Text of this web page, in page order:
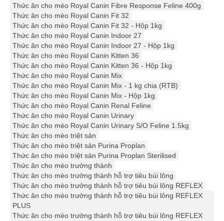
Thức ăn cho mèo Royal Canin Fibre Response Feline 400g
Thức ăn cho mèo Royal Canin Fit 32
Thức ăn cho mèo Royal Canin Fit 32 - Hộp 1kg
Thức ăn cho mèo Royal Canin Indoor 27
Thức ăn cho mèo Royal Canin Indoor 27 - Hộp 1kg
Thức ăn cho mèo Royal Canin Kitten 36
Thức ăn cho mèo Royal Canin Kitten 36 - Hộp 1kg
Thức ăn cho mèo Royal Canin Mix
Thức ăn cho mèo Royal Canin Mix - 1 kg chia (RTB)
Thức ăn cho mèo Royal Canin Mix - Hộp 1kg
Thức ăn cho mèo Royal Canin Renal Feline
Thức ăn cho mèo Royal Canin Urinary
Thức ăn cho mèo Royal Canin Urinary S/O Feline 1.5kg
Thức ăn cho mèo triệt sản
Thức ăn cho mèo triệt sản Purina Proplan
Thức ăn cho mèo triệt sản Purina Proplan Sterilised
Thức ăn cho mèo trưởng thành
Thức ăn cho mèo trưởng thành hỗ trợ tiêu búi lông
Thức ăn cho mèo trưởng thành hỗ trợ tiêu búi lông REFLEX
Thức ăn cho mèo trưởng thành hỗ trợ tiêu búi lông REFLEX
PLUS
Thức ăn cho mèo trưởng thành hỗ trợ tiêu búi lông REFLEX